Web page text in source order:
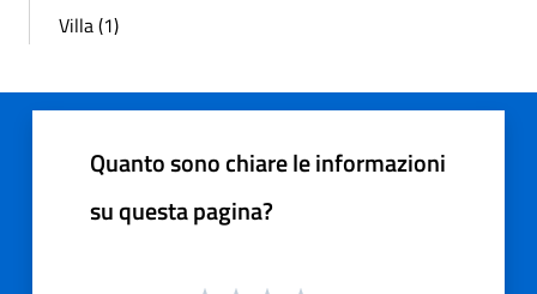
Villa (1)
Quanto sono chiare le informazioni
su questa pagina?